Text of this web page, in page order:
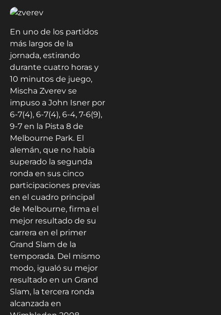
En uno de los partidos
más largos de la
jornada, estirando
durante cuatro horas y
10 minutos de juego,
Mischa Zverev se
impuso a John Isner por
6-7(4), 6-7(4), 6-4, 7-6(9),
9-7 en la Pista 8 de
Melbourne Park. El
alemán, que no había
superado la segunda
ronda en sus cinco
participaciones previas
en el cuadro principal
de Melbourne, firma el
mejor resultado de su
carrera en el primer
Grand Slam de la
temporada. Del mismo
modo, igualó su mejor
resultado en un Grand
Slam, la tercera ronda
alcanzada en